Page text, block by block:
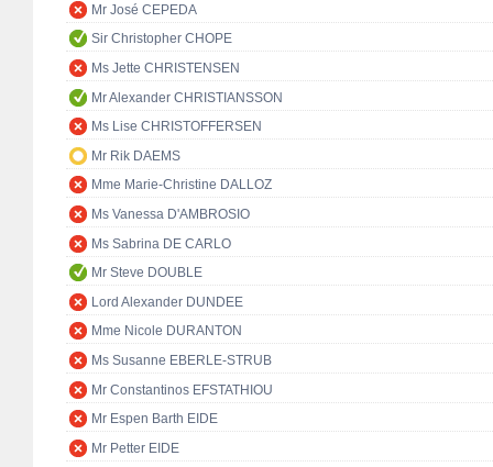
Mr José CEPEDA
Sir Christopher CHOPE
Ms Jette CHRISTENSEN
Mr Alexander CHRISTIANSSON
Ms Lise CHRISTOFFERSEN
Mr Rik DAEMS
Mme Marie-Christine DALLOZ
Ms Vanessa D'AMBROSIO
Ms Sabrina DE CARLO
Mr Steve DOUBLE
Lord Alexander DUNDEE
Mme Nicole DURANTON
Ms Susanne EBERLE-STRUB
Mr Constantinos EFSTATHIOU
Mr Espen Barth EIDE
Mr Petter EIDE